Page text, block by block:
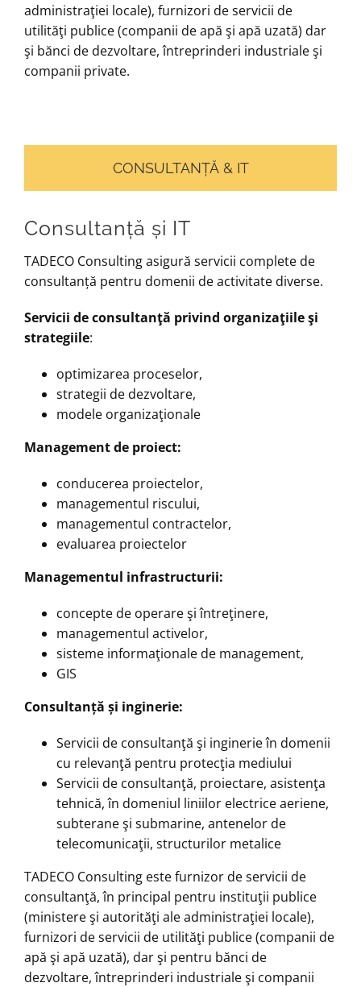
administraţiei locale), furnizori de servicii de
utilităţi publice (companii de apă şi apă uzată) dar
şi bănci de dezvoltare, întreprinderi industriale şi
companii private.
CONSULTANȚĂ & IT
Consultanță și IT
TADECO Consulting asigură servicii complete de
consultanță pentru domenii de activitate diverse.
Servicii de consultanţă privind organizaţiile şi
strategiile:
optimizarea proceselor,
strategii de dezvoltare,
modele organizaţionale
Management de proiect:
conducerea proiectelor,
managementul riscului,
managementul contractelor,
evaluarea proiectelor
Managementul infrastructurii:
concepte de operare şi întreţinere,
managementul activelor,
sisteme informaţionale de management,
GIS
Consultanță și inginerie:
Servicii de consultanţă şi inginerie în domenii
cu relevanţă pentru protecţia mediului
Servicii de consultanţă, proiectare, asistenţa
tehnică, în domeniul liniilor electrice aeriene,
subterane şi submarine, antenelor de
telecomunicaţii, structurilor metalice
TADECO Consulting este furnizor de servicii de
consultanţă, în principal pentru instituţii publice
(ministere şi autorităţi ale administraţiei locale),
furnizori de servicii de utilităţi publice (companii de
apă şi apă uzată), dar şi pentru bănci de
dezvoltare, întreprinderi industriale şi companii